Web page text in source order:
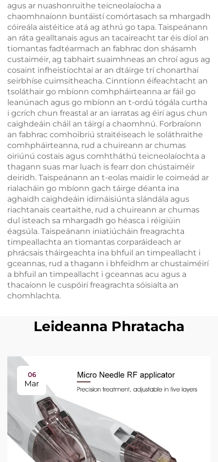
agus ar nuashonruithe teicneolaíocha a
chaomhnaíonn buntáistí comórtasach sa mhargadh
cóireála aistéitice atá ag athrú go tapa. Taispeánann
an ráta gealltanais agus an tacaireacht tar éis díol an
tiomantas fadtéarmach an fabhrac don shásamh
custaiméir, ag tabhairt suaimhneas an chroí agus ag
cosaint infheistíochtaí ar an dtáirge trí chonarthaí
seirbhíse cuimsitheacha. Cinntíonn éifeachtacht an
tsoláthair go mbíonn comhpháirteanna ar fáil go
leanúnach agus go mbíonn an t-ordú tógála curtha
i gcrích chun freastal ar an iarratas ag éirí agus chun
caighdeáin cháil an táirgí a chaomhnú. Forbraíonn
an fabhrac comhoibriú straitéiseach le soláthraithe
comhpháirteanna, rud a chuireann ar chumas
oiriúnú costais agus comhtháthú teicneolaíochta a
thagann suas mar luach is fearr don chústaiméir
deiridh. Taispeánann an t-eolas maidir le coimeád ar
rialacháin go mbíonn gach táirge déanta ina
aghaidh caighdeáin idirnáisiúnta slándála agus
riachtanais ceartaithe, rud a chuireann ar chumas
dul isteach sa mhargadh go héasca i réigiúin
éagsúla. Taispeánann iniatiúcháin freagrachta
timpeallachta an tiomantas corparáideach ar
phrácsais tháirgeachta ina bhfuil an timpeallacht i
gceannas, rud a thagann i bhfeidhm ar chustaiméirí
a bhfuil an timpeallacht i gceannas acu agus a
thacaíonn le cuspóirí freagrachta sóisialta an
chomhlachta.
Leideanna Phratacha
06
Mar